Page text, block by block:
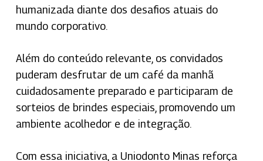
humanizada diante dos desafios atuais do
mundo corporativo.
Além do conteúdo relevante, os convidados
puderam desfrutar de um café da manhã
cuidadosamente preparado e participaram de
sorteios de brindes especiais, promovendo um
ambiente acolhedor e de integração.
Com essa iniciativa, a Uniodonto Minas reforça